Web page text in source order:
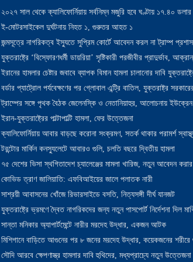
২০২৭ সাল থেকে ক্যালিফোর্নিয়ায় সর্বনিম্ন মজুরি হবে ঘণ্টায় ১৭.৪০ ডলার
ই-মোটরসাইকেল দুর্ঘটনায় নিহত ১, গুরুতর আহত ১
জন্মসূত্রে নাগরিকত্ব ইস্যুতে সুপ্রিম কোর্টে আবেদন করল না ট্রাম্প
যুক্তরাষ্ট্রে ‘বিস্ফোরণধর্মী ডায়রিয়া’ সৃষ্টিকারী পরজীবীর প্রাদুর্ভাব,
ইরানের হামলার চেষ্টার জবাবে ব্যাপক বিমান হামলা চালানোর দাবি
বর্ডার প্যাট্রোল পর্যবেক্ষণের পর গ্লোবাল এন্ট্রি বাতিল, যুক্তরাষ্ট্র
ট্রাম্পের সঙ্গে পৃথক বৈঠক জেলেনস্কি ও নেতানিয়াহুর, আলোচনায়
ইরান-যুক্তরাষ্ট্রের পাল্টাপাল্টি হামলা, ফের উত্তেজনা
ক্যালিফোর্নিয়ায় আবার বাড়ছে করোনা সংক্রমণ, সতর্ক থাকার পরামর্শ
টরন্টোর মার্কিন কনস্যুলেটে আবারও গুলি, চলতি বছরে দ্বিতীয় হামলা
৭৫ দেশের ভিসা স্থগিতাদেশ চ্যালেঞ্জের মামলা খারিজ, নতুন আবেদন
কোভিড ত্রাণ জালিয়াতি: এফবিআইয়ের জালে পলাতক নারী
সাশ্রয়ী আবাসনের খোঁজে রিভারসাইডে বসতি, নিত্যসঙ্গী দীর্ঘ যানজট
যুক্তরাষ্ট্রে ভ্রমণে দ্বৈত নাগরিকদের জন্য নতুন পাসপোর্ট নির্দেশনা দিল
সান্তা মনিকার অ্যাপার্টমেন্টে নারীর মরদেহ উদ্ধার, একজন আটক
মিশিগানে বাড়িতে আগুনের পর ৮ জনের মরদেহ উদ্ধার, কয়েকজনের শরীরে
সৌদি আরবে ক্ষেপণাস্ত্র হামলার দাবি হুথিদের, মধ্যপ্রাচ্যে নতুন উত্তেজনা